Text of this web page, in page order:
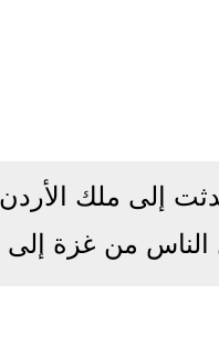
إلى ملك
الناس من غزة إلى